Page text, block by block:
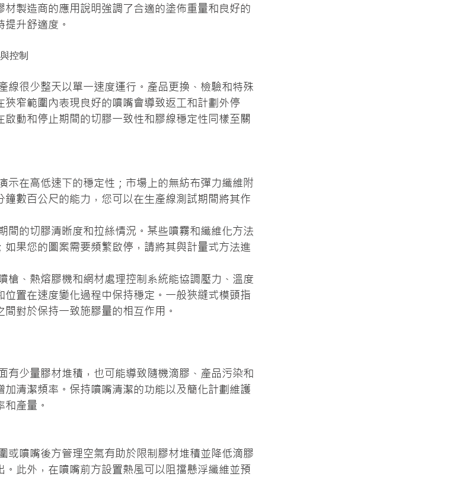
材製造商的應用說明強調了合適的塗佈重量和良好的
升舒適度。
控制
線很少整天以單一速度運行。產品更換、檢驗和特殊
窄範圍內表現良好的噴嘴會導致返工和計劃外停
動和停止期間的切膠一致性和膠線穩定性同樣至關
示在高低速下的穩定性；市場上的無紡布彈力纖維附
鐘數百公尺的能力，您可以在生產線測試期間將其作
間的切膠清晰度和拉絲情況。某些噴霧和纖維化方法
如果您的圖案需要頻繁啟停，請將其與計量式方法進
槍、熱熔膠機和網材處理控制系統能協調壓力、溫度
位置在速度變化過程中保持穩定。一般狹縫式模頭指
對於保持一致施膠量的相互作用。
有少量膠材堆積，也可能導致隨機滴膠、產品污染和
清潔頻率。保持噴嘴清潔的功能以及簡化計劃維護
產量。
或噴嘴後方管理空氣有助於限制膠材堆積並降低滴膠
。此外，在噴嘴前方設置熱風可以阻擋懸浮纖維並預